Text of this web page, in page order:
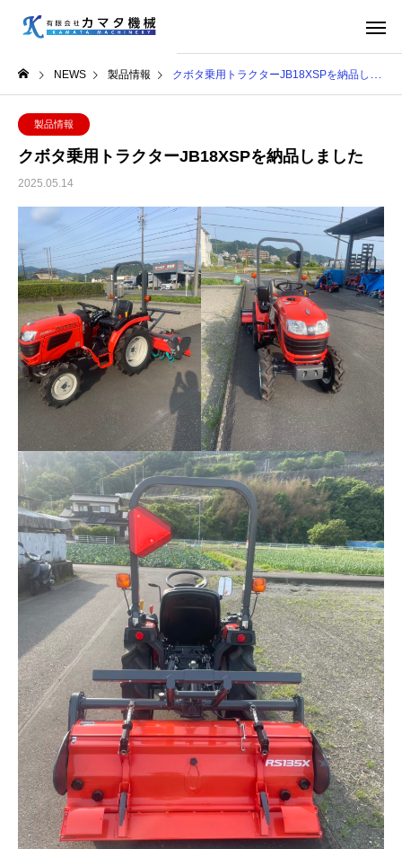
NEWS 製品情報 クボタ乗用トラクターJB18XSPを納品しました
製品情報
クボタ乗用トラクターJB18XSPを納品しました
2025.05.14